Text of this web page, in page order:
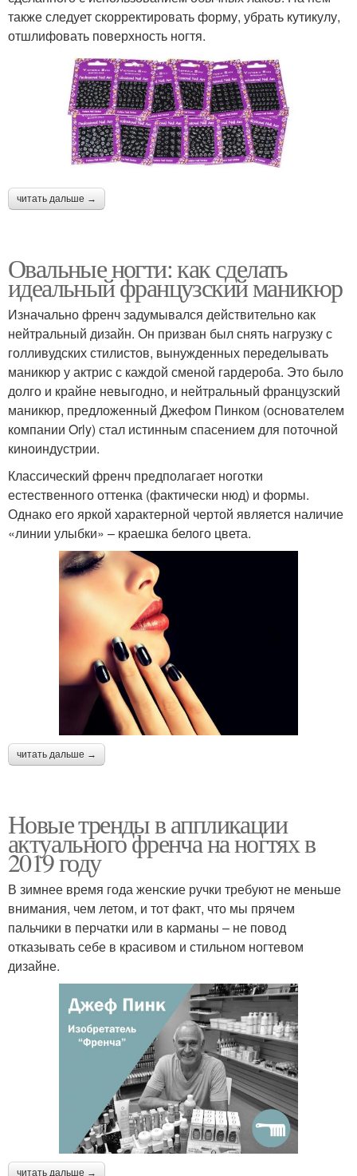
также следует скорректировать форму, убрать кутикулу,
отшлифовать поверхность ногтя.
читать дальше →
Овальные ногти: как сделать
идеальный французский маникюр
Изначально френч задумывался действительно как
нейтральный дизайн. Он призван был снять нагрузку с
голливудских стилистов, вынужденных переделывать
маникюр у актрис с каждой сменой гардероба. Это было
долго и крайне невыгодно, и нейтральный французский
маникюр, предложенный Джефом Пинком (основателем
компании Orly) стал истинным спасением для поточной
киноиндустрии.
Классический френч предполагает ноготки
естественного оттенка (фактически нюд) и формы.
Однако его яркой характерной чертой является наличие
«линии улыбки» – краешка белого цвета.
читать дальше →
Новые тренды в аппликации
актуального френча на ногтях в
2019 году
В зимнее время года женские ручки требуют не меньше
внимания, чем летом, и тот факт, что мы прячем
пальчики в перчатки или в карманы – не повод
отказывать себе в красивом и стильном ногтевом
дизайне.
читать дальше →